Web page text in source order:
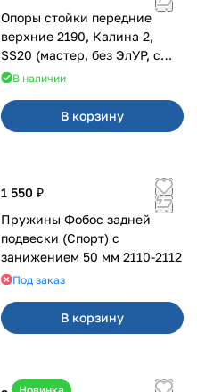
Опоры стойки передние
верхние 2190, Калина 2,
SS20 (мастер, без ЭлУР, с
подшипником) 2шт 10122
В наличии
В корзину
1 550 ₽
Пружины Фобос задней
подвески (Спорт) с
занижением 50 мм 2110-2112
Под заказ
В корзину